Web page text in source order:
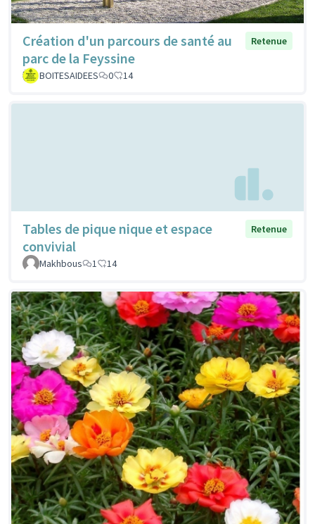
Création d'un parcours de santé au
parc de la Feyssine
Retenue
BOITESAIDEES 0 14
Tables de pique nique et espace
convivial
Retenue
Makhbous 1 14